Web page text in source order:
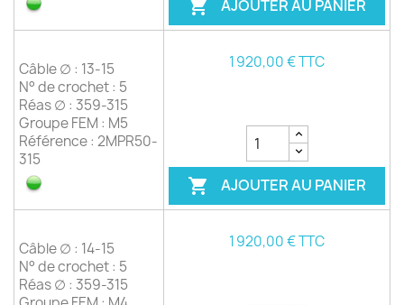
 AJOUTER AU PANIER
Câble ∅ : 13-15
N° de crochet : 5
Réas ∅ : 359-315
Groupe FEM : M5
Référence : 2MPR50-
315
1 920,00 € TTC
 AJOUTER AU PANIER
Câble ∅ : 14-15
N° de crochet : 5
Réas ∅ : 359-315
1 920,00 € TTC